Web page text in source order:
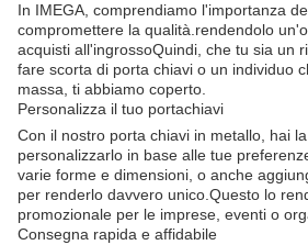
In IMEGA, comprendiamo l'importanza
compromettere la qualità.rendendolo
acquisti all'ingrossoQuindi, che tu sia un
fare scorta di porta chiavi o un individuo
massa, ti abbiamo coperto.
Personalizza il tuo portachiavi
Con il nostro porta chiavi in metallo, hai
personalizzarlo in base alle tue
varie forme e dimensioni, o anche
per renderlo davvero unico.Questo lo
promozionale per le imprese, eventi o
Consegna rapida e affidabile